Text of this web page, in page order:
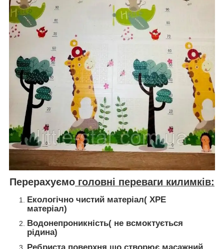
Перерахуємо головні переваги килимків:
Екологічно чистий матеріал( ХРЕ
матеріал)
Водонепроникність( не всмоктується
рідина)